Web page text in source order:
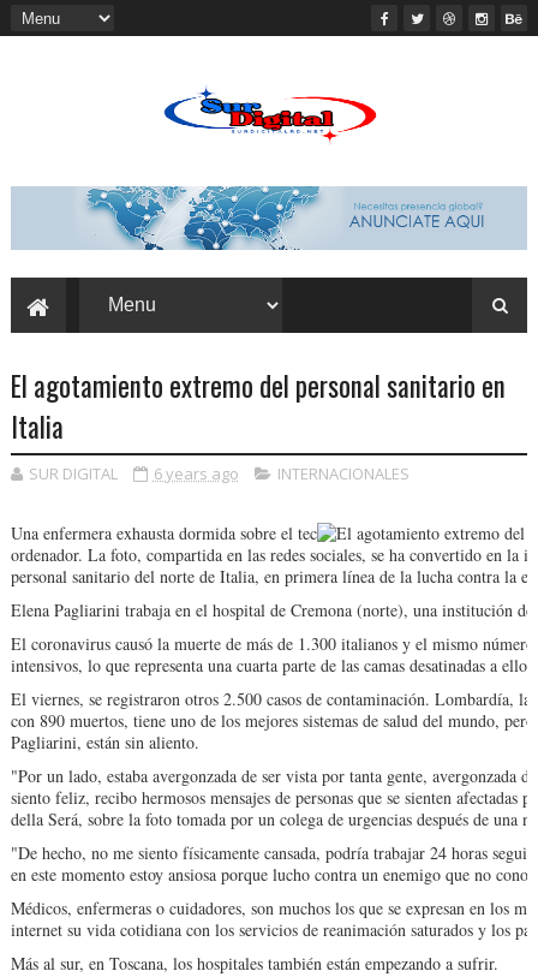
El agotamiento extremo del personal sanitario en
Italia
SUR DIGITAL 6 years ago INTERNACIONALES
Una enfermera exhausta dormida sobre el tec
ordenador. La foto, compartida en las redes sociales, se ha convertido en la
personal sanitario del norte de Italia, en primera línea de la lucha contra la
Elena Pagliarini trabaja en el hospital de Cremona (norte), una institución
El coronavirus causó la muerte de más de 1.300 italianos y el mismo
intensivos, lo que representa una cuarta parte de las camas desatinadas a ello
El viernes, se registraron otros 2.500 casos de contaminación. Lombardía,
con 890 muertos, tiene uno de los mejores sistemas de salud del mundo,
Pagliarini, están sin aliento.
"Por un lado, estaba avergonzada de ser vista por tanta gente, avergonzada
siento feliz, recibo hermosos mensajes de personas que se sienten
della Será, sobre la foto tomada por un colega de urgencias después de una
"De hecho, no me siento físicamente cansada, podría trabajar 24 horas
en este momento estoy ansiosa porque lucho contra un enemigo que no
Médicos, enfermeras o cuidadores, son muchos los que se expresan en los
internet su vida cotidiana con los servicios de reanimación saturados y los
Más al sur, en Toscana, los hospitales también están empezando a sufrir.